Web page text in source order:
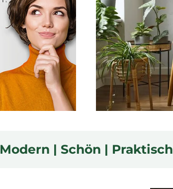
Modern | Schön | Praktisch